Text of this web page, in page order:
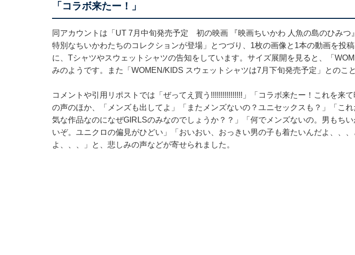
「コラボ来たー！」
同アカウントは「UT 7月中旬発売予定 初の映画 『映画ちいかわ 人魚の島のひみつ
特別なちいかわたちのコレクションが登場」とつづり、1枚の画像と1本の動画を投
に、Tシャツやスウェットシャツの告知をしています。サイズ展開を見ると、「
みのようです。また「WOMEN/KIDS スウェットシャツは7月下旬発売予定」とのこと
コメントや引用リポストでは「ぜってえ買う!!!!!!!!!!!!!!!!」「コラボ来たー！これを来
の声のほか、「メンズも出してよ」「またメンズないの？ユニセックスも？」「これ
気な作品なのになぜGIRLSのみなのでしょうか？？」「何でメンズないの。男もち
いぞ。ユニクロの偏見がひどい」「おいおい、おっきい男の子も着たいんだよ、、
よ、、、」と、悲しみの声などが寄せられました。